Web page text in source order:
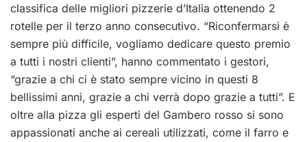
classifica delle migliori pizzerie d’Italia ottenendo 2
rotelle per il terzo anno consecutivo. “Riconfermarsi è
sempre più difficile, vogliamo dedicare questo premio
a tutti i nostri clienti”, hanno commentato i gestori,
“grazie a chi ci è stato sempre vicino in questi 8
bellissimi anni, grazie a chi verrà dopo grazie a tutti”. E
oltre alla pizza gli esperti del Gambero rosso si sono
appassionati anche ai cereali utilizzati, come il farro e